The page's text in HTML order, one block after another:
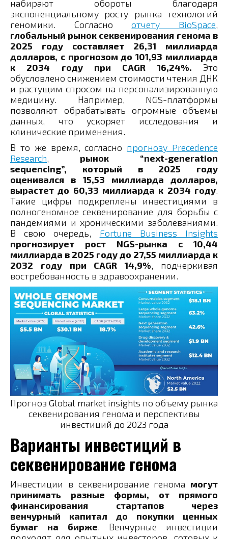
набирают обороты благодаря
экспоненциальному росту рынка технологий
геномики. Согласноотчету BioSpace,
глобальный рынок секвенирования генома в
2025 году составляет 26,31 миллиарда
долларов, с прогнозом до 101,93 миллиарда
к 2034 году при CAGR 16,24%. Это
обусловлено снижением стоимости чтения ДНК
и растущим спросом на персонализированную
медицину. Например, NGS-платформы
позволяют обрабатывать огромные объемы
данных, что ускоряет исследования и
клинические применения.
В то же время, согласно прогнозу Precedence
Research, рынок “next-generation
sequencing”, который в 2025 году
оценивался в 15,53 миллиарда долларов,
вырастет до 60,33 миллиарда к 2034 году.
Такие цифры подкреплены инвестициями в
полногеномное секвенирование для борьбы с
пандемиями и хроническими заболеваниями.
В свою очередь, Fortune Business Insights
прогнозирует рост NGS-рынка с 10,44
миллиарда в 2025 году до 27,55 миллиарда к
2032 году при CAGR 14,9%, подчеркивая
востребованность в здравоохранении.
Прогноз Global market insights по объему рынка
секвенирования генома и перспективы
инвестиций до 2023 года
Варианты инвестиций в
секвенирование генома
Инвестиции в секвенирование генома могут
принимать разные формы, от прямого
финансирования стартапов через
венчурный капитал до покупки ценных
бумаг на бирже. Венчурные инвестиции